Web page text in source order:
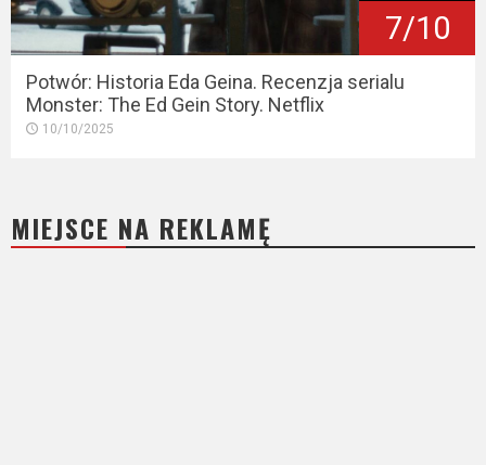
7/10
Potwór: Historia Eda Geina. Recenzja serialu
Monster: The Ed Gein Story. Netflix
10/10/2025
MIEJSCE NA REKLAMĘ